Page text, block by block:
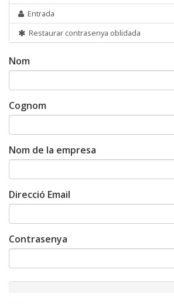
Entrada
Restaurar contrasenya oblidada
Nom
Cognom
Nom de la empresa
Direcció Email
Contrasenya